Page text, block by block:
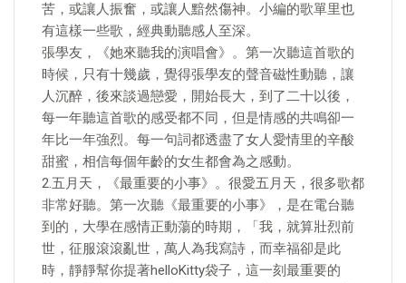
苦，或讓人振奮，或讓人黯然傷神。小編的歌單里也
有這樣一些歌，經典動聽感人至深。
張學友，《她來聽我的演唱會》。第一次聽這首歌的
時候，只有十幾歲，覺得張學友的聲音磁性動聽，讓
人沉醉，後來談過戀愛，開始長大，到了二十以後，
每一年聽這首歌的感受都不同，但是情感的共鳴卻一
年比一年強烈。每一句詞都透盡了女人愛情里的辛酸
甜蜜，相信每個年齡的女生都會為之感動。
2.五月天，《最重要的小事》。很愛五月天，很多歌都
非常好聽。第一次聽《最重要的小事》，是在電台聽
到的，大學在感情正動蕩的時期，「我，就算壯烈前
世，征服滾滾亂世，萬人為我寫詩，而幸福卻是此
時，靜靜幫你提著helloKitty袋子，這一刻最重要的